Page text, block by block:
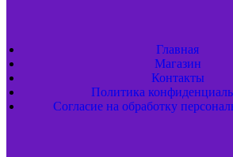
Главная
Магазин
Контакты
Политика
Согласие на обработку